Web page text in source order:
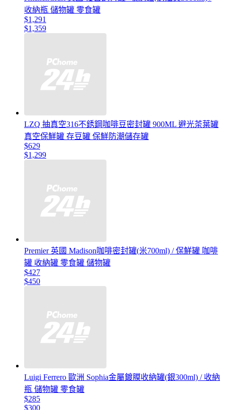
收納瓶 儲物罐 零食罐
$1,291
$1,359
LZQ 抽真空316不銹鋼咖啡豆密封罐 900ML 避光茶葉罐
真空保鮮罐 存豆罐 保鮮防潮儲存罐
$629
$1,299
Premier 英國 Madison咖啡密封罐(米700ml) / 保鮮罐 咖啡
罐 收納罐 零食罐 儲物罐
$427
$450
Luigi Ferrero 歐洲 Sophia金屬鍍膜收納罐(銀300ml) / 收納
瓶 儲物罐 零食罐
$285
$300